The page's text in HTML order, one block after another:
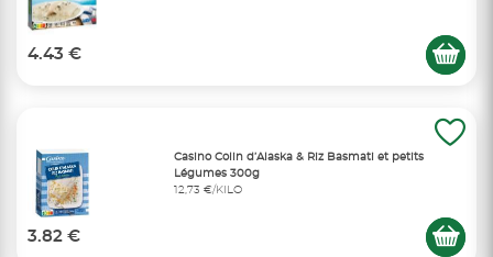
4.43 €
Casino Colin d’Alaska & Riz Basmati et petits
Légumes 300g
12,73 €/KILO
3.82 €